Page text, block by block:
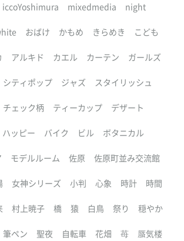
iccoYoshimura mixedmedia night
おばけ かもめ きらめき こども
アルキド カエル カーテン ガールズ
シティポップ ジャズ スタイリッシュ
チェック柄 ティーカップ デザート
ハッピー バイク ビル ボタニカル
モデルルーム 佐原 佐原町並み交流館
女神シリーズ 小判 心象 時計 時間
村上暁子 橋 猿 白鳥 祭り 穏やか
筆ペン 聖夜 自転車 花畑 苺 蜃気楼